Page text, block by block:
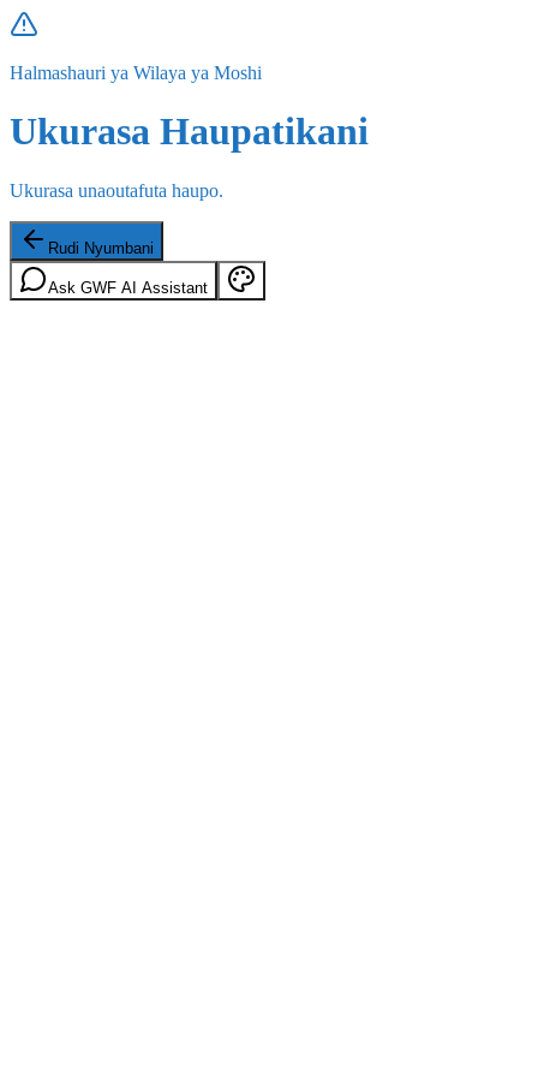
Halmashauri ya Wilaya ya Moshi
Ukurasa Haupatikani
Ukurasa unaoutafuta haupo.
Rudi Nyumbani
Ask GWF AI Assistant